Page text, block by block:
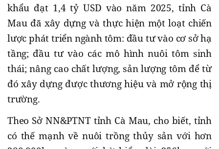
khẩu đạt 1,4 tỷ USD vào năm 2025, tỉnh Cà
Mau đã xây dựng và thực hiện một loạt chiến
lược phát triển ngành tôm: đầu tư vào cơ sở hạ
tầng; đầu tư vào các mô hình nuôi tôm sinh
thái; nâng cao chất lượng, sản lượng tôm để từ
đó xây dựng được thương hiệu và mở rộng thị
trường.
Theo Sở NN&PTNT tỉnh Cà Mau, cho biết, tỉnh
có thế mạnh về nuôi trồng thủy sản với hơn